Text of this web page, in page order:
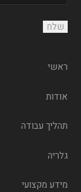
ראשי
אודות
תהליך עבודה
גלריה
מידע מקצועי